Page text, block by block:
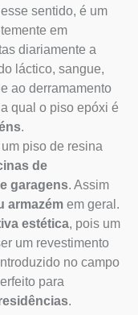
sentido, é um
em
diariamente a
láctico, sangue,
ao derramamento
qual o piso epóxi é
.
piso de resina
de
garagens. Assim
armazém em geral.
estética, pois um
um revestimento
no campo
para
.